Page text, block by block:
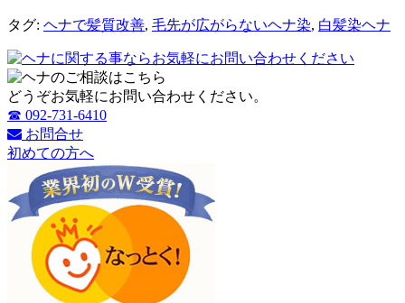
タグ: ヘナで髪質改善, 毛先が広がらないヘナ染, 白髪染ヘナ
どうぞお気軽にお問い合わせください。
☎ 092-731-6410
お問合せ
初めての方へ